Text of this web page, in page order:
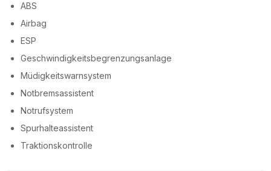
ABS
Airbag
ESP
Geschwindigkeitsbegrenzungsanlage
Müdigkeitswarnsystem
Notbremsassistent
Notrufsystem
Spurhalteassistent
Traktionskontrolle